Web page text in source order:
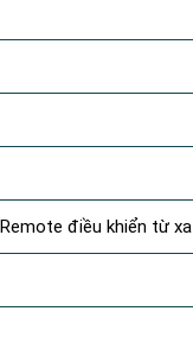
điều khiển từ xa